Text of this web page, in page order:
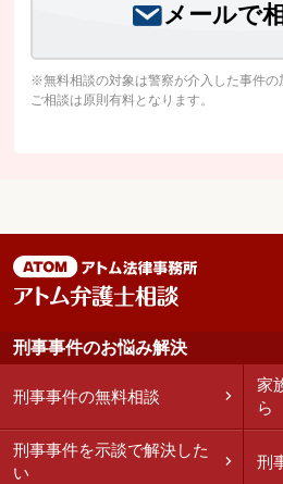
メールで
※無料相談の対象は警察が介入した事件の
ご相談は原則有料となります。
刑事事件のお悩み解決
刑事事件の無料相談
家
ら
刑事事件を示談で解決した
い
刑